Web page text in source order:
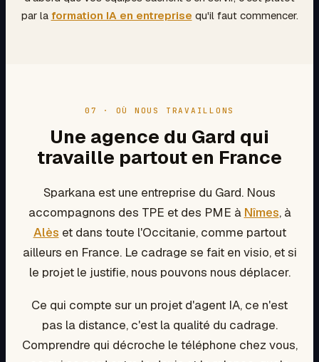
par la formation IA en entreprise qu'il faut commencer.
07 · OÙ NOUS TRAVAILLONS
Une agence du Gard qui
travaille partout en France
Sparkana est une entreprise du Gard. Nous
accompagnons des TPE et des PME à Nîmes, à
Alès et dans toute l'Occitanie, comme partout
ailleurs en France. Le cadrage se fait en visio, et si
le projet le justifie, nous pouvons nous déplacer.
Ce qui compte sur un projet d'agent IA, ce n'est
pas la distance, c'est la qualité du cadrage.
Comprendre qui décroche le téléphone chez vous,